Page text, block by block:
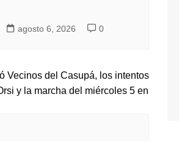
agosto 6, 2026 0